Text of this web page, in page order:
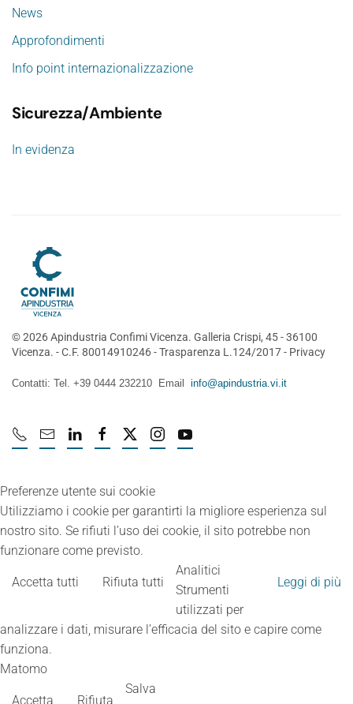
News
Approfondimenti
Info point internazionalizzazione
Sicurezza/Ambiente
In evidenza
©2026Apindustria Confimi Vicenza. Galleria Crispi, 45 - 36100
Vicenza. - C.F. 80014910246 -Trasparenza L.124/2017- Privacy
Contatti: Tel. +39 0444 232210 Email info@apindustria.vi.it
Preferenze utente sui cookie
Utilizziamo i cookie per garantirti la migliore esperienza sul
nostro sito. Se rifiuti l’uso dei cookie, il sito potrebbe non
funzionare come previsto.
Accetta tutti Rifiuta tutti Leggi di più
Analitici
Strumenti
utilizzati per
analizzare i dati, misurare l’efficacia del sito e capire come
funziona.
Matomo
Accetta Rifiuta
Salva